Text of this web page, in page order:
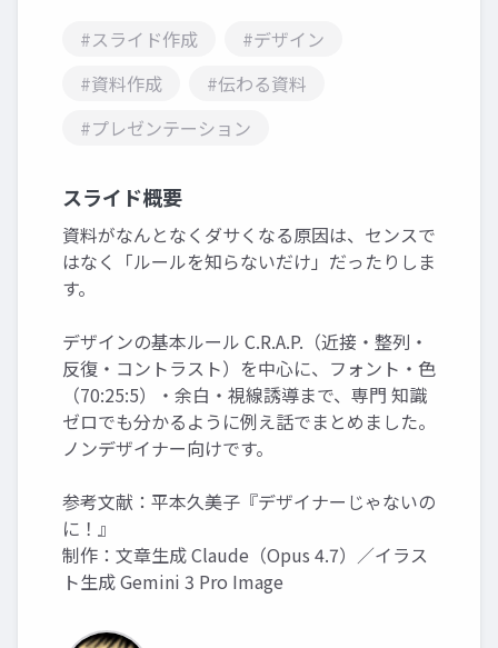
#スライド作成
#デザイン
#資料作成
#伝わる資料
#プレゼンテーション
スライド概要
資料がなんとなくダサくなる原因は、センスで
はなく「ルールを知らないだけ」だったりしま
す。
デザインの基本ルール C.R.A.P.（近接・整列・
反復・コントラスト）を中心に、フォント・色
（70:25:5）・余白・視線誘導まで、専門 知識
ゼロでも分かるように例え話でまとめました。
ノンデザイナー向けです。
参考文献：平本久美子『デザイナーじゃないの
に！』
制作：文章生成 Claude（Opus 4.7）／イラス
ト生成 Gemini 3 Pro Image